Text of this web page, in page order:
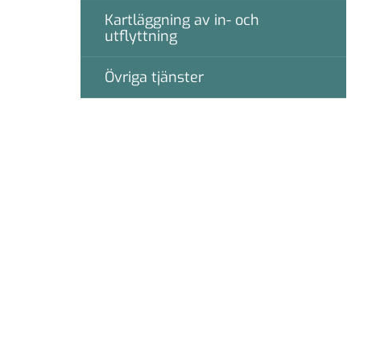
Kartläggning av in- och
utflyttning
Övriga tjänster